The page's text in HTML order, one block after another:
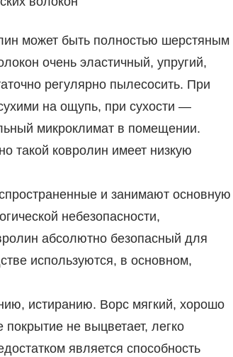
может быть полностью шерстяным
очень эластичный, упругий,
регулярно пылесосить. При
на ощупь, при сухости —
микроклимат в помещении.
такой ковролин имеет низкую
и занимают основную
небезопасности,
абсолютно безопасный для
используются, в основном,
истиранию. Ворс мягкий, хорошо
не выцветает, легко
является способность